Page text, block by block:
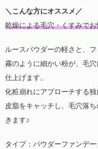
＼こんな方にオススメ／
乾燥による毛穴・くすみで
ルースパウダーの軽さと、
霧のように細かい粉が、毛
仕上げます。
化粧崩れにアプローチする独
皮脂をキャッチし、毛穴落
きます♪
タイプ：パウダーファンデー